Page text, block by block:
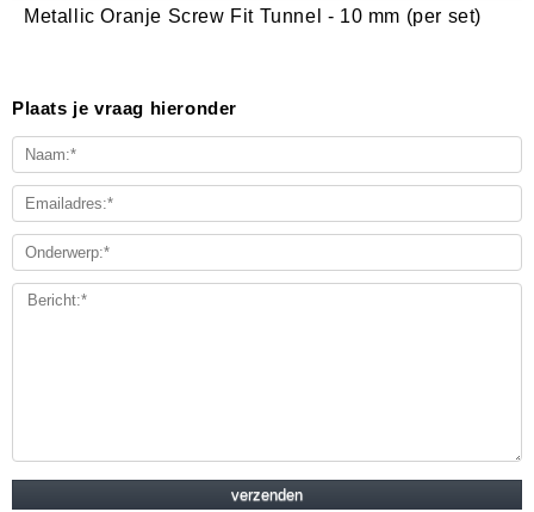
Metallic Oranje Screw Fit Tunnel - 10 mm (per set)
Plaats je vraag hieronder